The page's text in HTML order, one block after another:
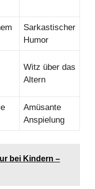
Sarkastischer
Humor
Witz über das
Altern
Amüsante
Anspielung
bei Kindern –